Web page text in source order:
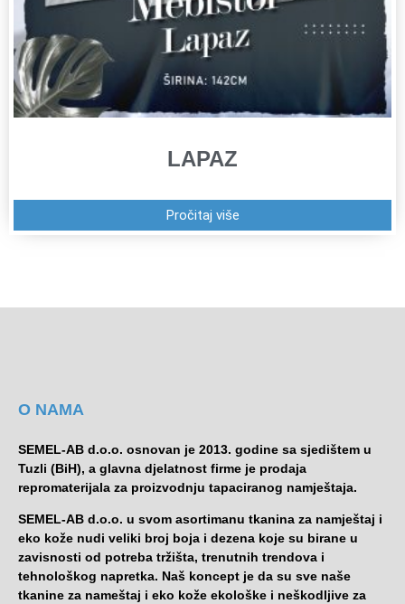
LAPAZ
Pročitaj više
O NAMA
SEMEL-AB d.o.o. osnovan je 2013. godine sa sjedištem u
Tuzli (BiH), a glavna djelatnost firme je prodaja
repromaterijala za proizvodnju tapaciranog namještaja.
SEMEL-AB d.o.o. u svom asortimanu tkanina za namještaj i
eko kože nudi veliki broj boja i dezena koje su birane u
zavisnosti od potreba tržišta, trenutnih trendova i
tehnološkog napretka. Naš koncept je da su sve naše
tkanine za nameštaj i eko kože ekološke i neškodljive za